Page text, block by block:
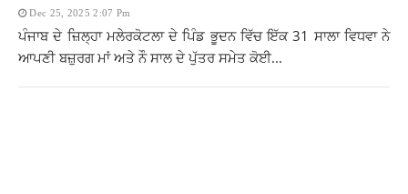
Dec 25, 2025 2:07 Pm
ਪੰਜਾਬ ਦੇ ਜ਼ਿਲ੍ਹਾ ਮਲੇਰਕੋਟਲਾ ਦੇ ਪਿੰਡ ਭੂਦਨ ਵਿੱਚ ਇੱਕ 31 ਸਾਲਾ ਵਿਧਵਾ ਨੇ
ਆਪਣੀ ਬਜ਼ੁਰਗ ਮਾਂ ਅਤੇ ਨੌ ਸਾਲ ਦੇ ਪੁੱਤਰ ਸਮੇਤ ਕੋਈ...